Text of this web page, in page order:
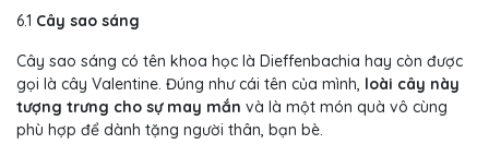
6.1 Cây sao sáng
Cây sao sáng có tên khoa học là Dieffenbachia hay còn được
gọi là cây Valentine. Đúng như cái tên của mình, loài cây này
tượng trưng cho sự may mắn và là một món quà vô cùng
phù hợp để dành tặng người thân, bạn bè.